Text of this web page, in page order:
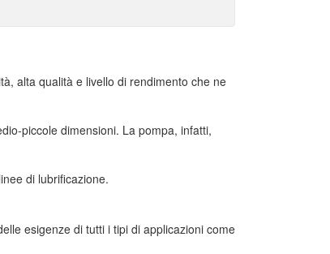
alta qualità e livello di rendimento che ne
piccole dimensioni. La pompa, infatti,
di lubrificazione.
esigenze di tutti i tipi di applicazioni come